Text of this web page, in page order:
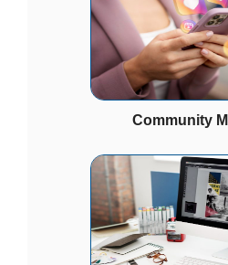
Community